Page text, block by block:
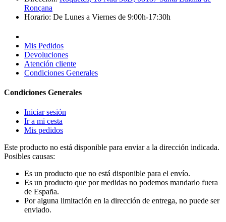
Ronçana
Horario: De Lunes a Viernes de 9:00h-17:30h
Mis Pedidos
Devoluciones
Atención cliente
Condiciones Generales
Condiciones Generales
Iniciar sesión
Ir a mi cesta
Mis pedidos
Este producto no está disponible para enviar a la dirección indicada.
Posibles causas:
Es un producto que no está disponible para el envío.
Es un producto que por medidas no podemos mandarlo fuera
de España.
Por alguna limitación en la dirección de entrega, no puede ser
enviado.